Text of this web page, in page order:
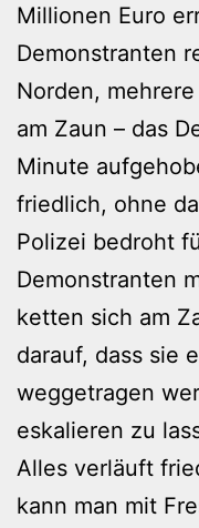
Millionen Euro
Demonstranten
Norden,
am Zaun – das
Minute
friedlich, ohne
Polizei bedroht
Demonstranten
ketten sich am
darauf, dass sie
weggetragen
eskalieren zu
Alles verläuft
kann man mit